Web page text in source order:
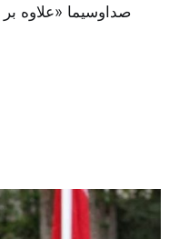
صداوسیما «علاوه